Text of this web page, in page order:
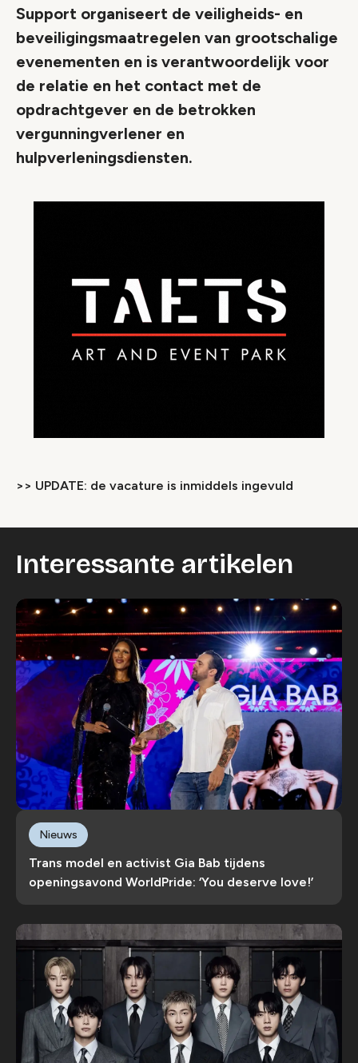
Support organiseert de veiligheids- en
beveiligingsmaatregelen van grootschalige
evenementen en is verantwoordelijk voor
de relatie en het contact met de
opdrachtgever en de betrokken
vergunningverlener en
hulpverleningsdiensten.
>> UPDATE: de vacature is inmiddels ingevuld
Interessante artikelen
Trans model en activist Gia Bab tijdens
openingsavond WorldPride: ‘You deserve love!’
Nieuws